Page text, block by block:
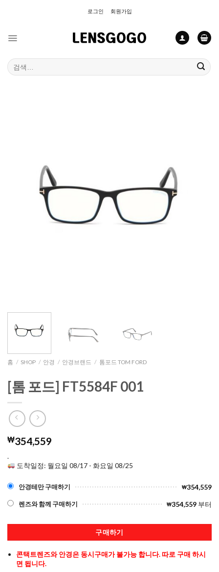
로그인 회원가입
검
색:
홈 / SHOP / 안경 / 안경브랜드 / 톰포드 TOM FORD
[톰 포드] FT5584F 001
₩354,559
.
도착일정: 월요일 08/17 - 화요일 08/25
안경테만 구매하기 ₩354,559
렌즈와 함께 구매하기 ₩354,559 부터
구매하기
콘택트렌즈와 안경은 동시구매가 불가능 합니다. 따로 구매 하시
면 됩니다.